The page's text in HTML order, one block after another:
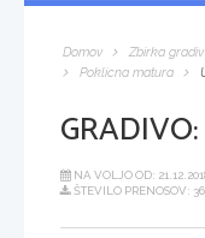
Domov Zbirka gradiv
Poklicna matura
GRADIVO:
NA VOLJO OD:
ŠTEVILO PRENOSOV: